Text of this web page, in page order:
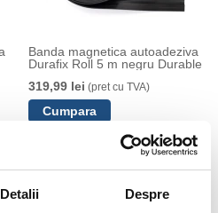
Detalii Despre
Banda magnetica autoadeziva
Durafix Roll 5 m negru Durable
319,99 lei (pret cu TVA)